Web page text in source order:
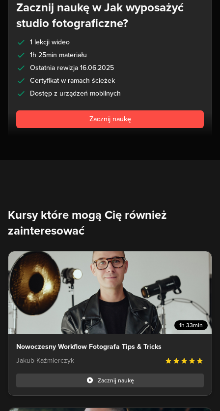
Zacznij naukę w Jak wyposażyć
studio fotograficzne?
1 lekcji wideo
1h 25min materiału
Ostatnia rewizja 16.06.2025
Certyfikat w ramach ścieżek
Dostęp z urządzeń mobilnych
Zacznij naukę
Kursy które mogą Cię również
zainteresować
1h 33min
Nowoczesny Workflow Fotografa Tips & Tricks
Jakub Kaźmierczyk
Zacznij naukę